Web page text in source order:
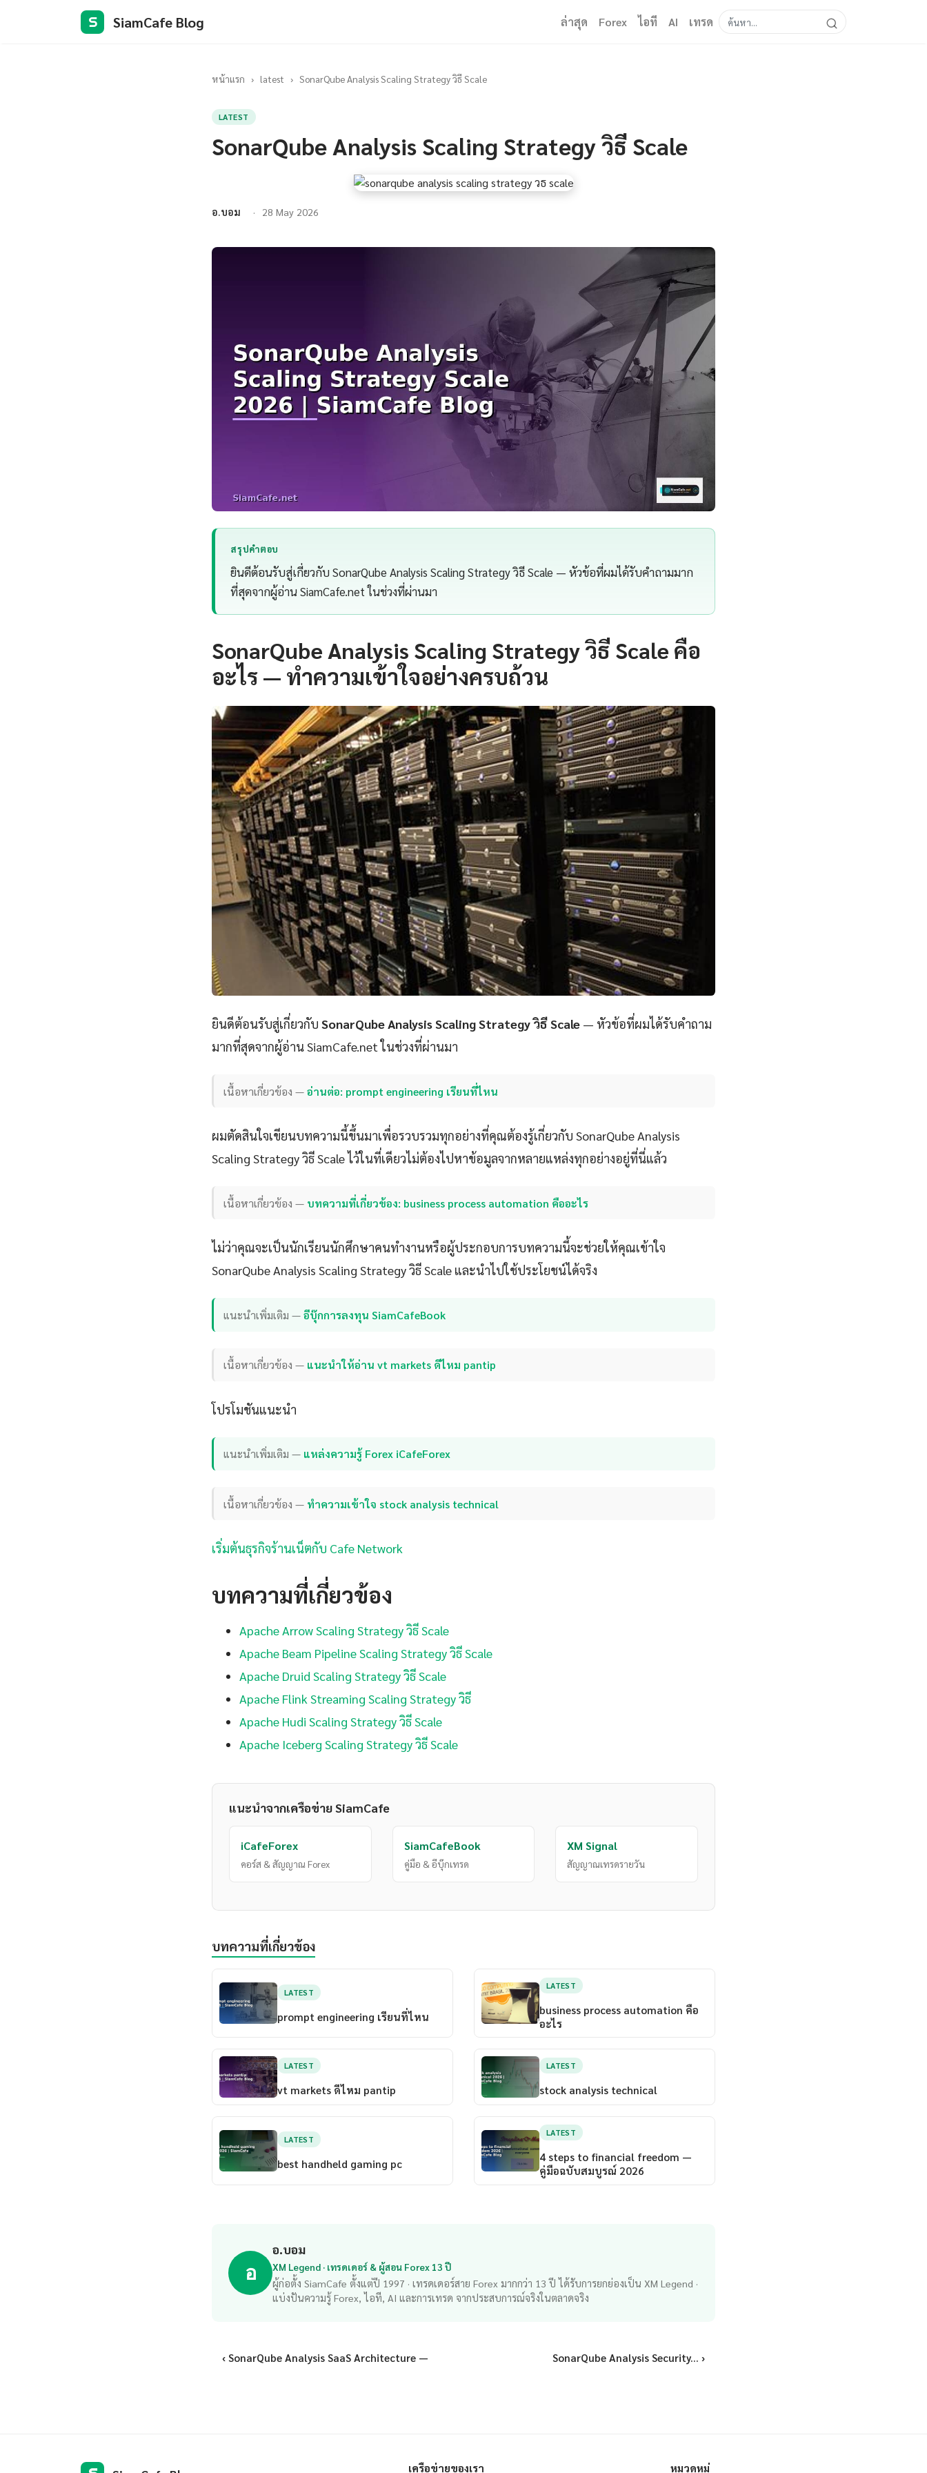
S SiamCafe Blog ล่าสุด Forex ไอที AI เทรด
หน้าแรก › latest › SonarQube Analysis Scaling Strategy วิธี Scale
LATEST
SonarQube Analysis Scaling Strategy วิธี Scale
อ.บอม 28 May 2026
สรุปคำตอบ
ยินดีต้อนรับสู่เกี่ยวกับ SonarQube Analysis Scaling Strategy วิธี Scale — หัวข้อที่ผมได้รับคำถามมาก
ที่สุดจากผู้อ่าน SiamCafe.net ในช่วงที่ผ่านมา
SonarQube Analysis Scaling Strategy วิธี Scale คือ
อะไร — ทำความเข้าใจอย่างครบถ้วน
ยินดีต้อนรับสู่เกี่ยวกับ SonarQube Analysis Scaling Strategy วิธี Scale — หัวข้อที่ผมได้รับคำถาม
มากที่สุดจากผู้อ่าน SiamCafe.net ในช่วงที่ผ่านมา
เนื้อหาเกี่ยวข้อง —อ่านต่อ: prompt engineering เรียนที่ไหน
ผมตัดสินใจเขียนบทความนี้ขึ้นมาเพื่อรวบรวมทุกอย่างที่คุณต้องรู้เกี่ยวกับ SonarQube Analysis
Scaling Strategy วิธี Scale ไว้ในที่เดียวไม่ต้องไปหาข้อมูลจากหลายแหล่งทุกอย่างอยู่ที่นี่แล้ว
เนื้อหาเกี่ยวข้อง — บทความที่เกี่ยวข้อง: business process automation คืออะไร
ไม่ว่าคุณจะเป็นนักเรียนนักศึกษาคนทำงานหรือผู้ประกอบการบทความนี้จะช่วยให้คุณเข้าใจ
SonarQube Analysis Scaling Strategy วิธี Scale และนำไปใช้ประโยชน์ได้จริง
แนะนำเพิ่มเติม —อีบุ๊กการลงทุน SiamCafeBook
เนื้อหาเกี่ยวข้อง — แนะนำให้อ่าน vt markets ดีไหม pantip
โปรโมชันแนะนำ
แนะนำเพิ่มเติม — แหล่งความรู้ Forex iCafeForex
เนื้อหาเกี่ยวข้อง — ทำความเข้าใจ stock analysis technical
เริ่มต้นธุรกิจร้านเน็ตกับ Cafe Network
บทความที่เกี่ยวข้อง
Apache Arrow Scaling Strategy วิธี Scale
Apache Beam Pipeline Scaling Strategy วิธี Scale
Apache Druid Scaling Strategy วิธี Scale
Apache Flink Streaming Scaling Strategy วิธี
Apache Hudi Scaling Strategy วิธี Scale
Apache Iceberg Scaling Strategy วิธี Scale
แนะนำจากเครือข่าย SiamCafe
iCafeForex
คอร์ส & สัญญาณ Forex
SiamCafeBook
คู่มือ & อีบุ๊กเทรด
XM Signal
สัญญาณเทรดรายวัน
บทความที่เกี่ยวข้อง
LATEST
prompt engineering เรียนที่ไหน
LATEST
business process automation คือ
อะไร
LATEST
vt markets ดีไหม pantip
LATEST
stock analysis technical
LATEST
best handheld gaming pc
LATEST
4 steps to financial freedom —
คู่มือฉบับสมบูรณ์ 2026
อ
อ.บอม
XM Legend · เทรดเดอร์ & ผู้สอน Forex 13 ปี
ผู้ก่อตั้ง SiamCafe ตั้งแต่ปี 1997 · เทรดเดอร์สาย Forex มากกว่า 13 ปี ได้รับการยกย่องเป็น XM Legend ·
แบ่งปันความรู้ Forex, ไอที, AI และการเทรด จากประสบการณ์จริงในตลาดจริง
‹ SonarQube Analysis SaaS Architecture — SonarQube Analysis Security... ›
เครือข่ายของเรา หมวดหมู่